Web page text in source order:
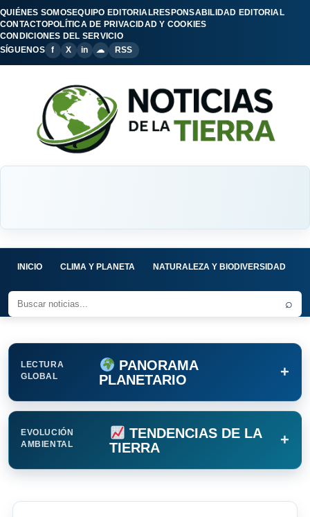
QUIÉNES SOMOSEQUIPO EDITORIALRESPONSABILIDAD EDITORIAL
CONTACTOPOLÍTICA DE PRIVACIDAD Y COOKIES
CONDICIONES DEL SERVICIO
SÍGUENOS
f X in ☁ RSS
INICIO CLIMA Y PLANETA NATURALEZA Y BIODIVERSIDAD
⌕
LECTURA
GLOBAL
PANORAMA
PLANETARIO
+
EVOLUCIÓN
AMBIENTAL
TENDENCIAS DE LA
TIERRA
+